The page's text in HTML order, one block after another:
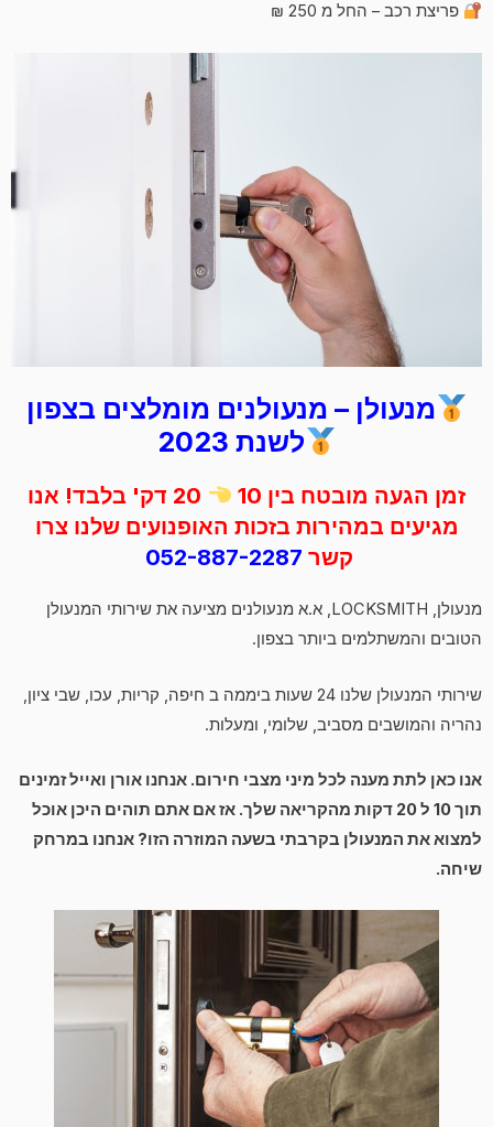
פריצת רכב – החל מ 250 ₪
מנעולן – מנעולנים מומלצים בצפון
לשנת 2023
זמן הגעה מובטח בין 10
20 דק' בלבד! אנו
מגיעים במהירות בזכות האופנועים שלנו צרו
קשר 052-887-2287
מנעולן, LOCKSMITH, א.א מנעולנים מציעה את שירותי המנעולן
הטובים והמשתלמים ביותר בצפון.
שירותי המנעולן שלנו 24 שעות ביממה ב חיפה, קריות, עכו, שבי ציון,
נהריה והמושבים מסביב, שלומי, ומעלות.
אנו כאן לתת מענה לכל מיני מצבי חירום. אנחנו אורן ואייל זמינים
תוך 10 ל 20 דקות מהקריאה שלך. אז אם אתם תוהים היכן אוכל
למצוא את המנעולן בקרבתי בשעה המוזרה הזו? אנחנו במרחק
שיחה.